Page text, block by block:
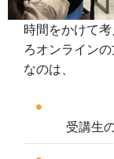
時間をかけて
ろオンライン
なのは、
受講生